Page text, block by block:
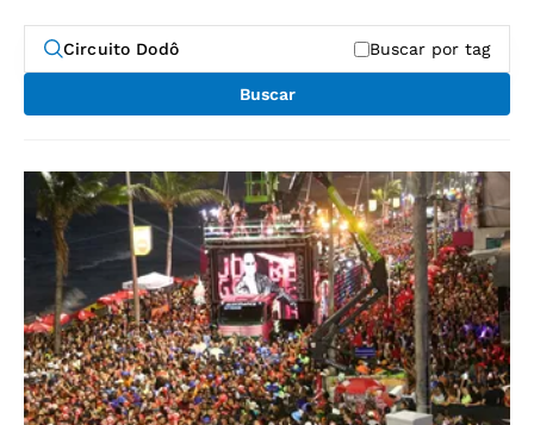
Buscar por tag
Buscar